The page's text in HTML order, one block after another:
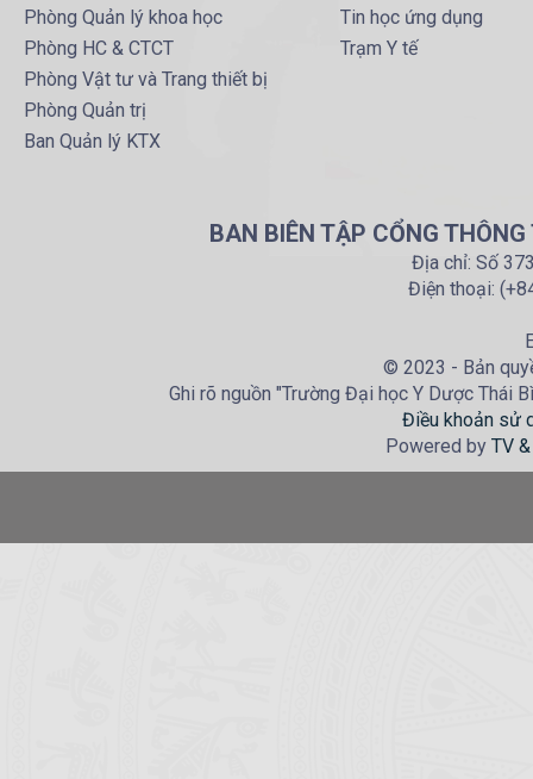
Phòng Quản lý khoa học
Phòng HC & CTCT
Phòng Vật tư và Trang thiết bị
Phòng Quản trị
Ban Quản lý KTX
Tin học ứng dụng
Trạm Y tế
BAN BIÊN TẬP CỔNG
Địa chỉ: Số
Điện thoại:
© 2023 - Bản
Ghi rõ nguồn "Trường Đại học Y Dược Thái
Điều khoản sử
Powered by TV